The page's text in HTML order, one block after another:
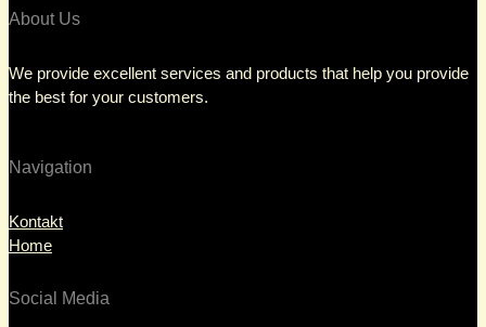
About Us
We provide excellent services and products that help you provide
the best for your customers.
Navigation
Kontakt
Home
Social Media